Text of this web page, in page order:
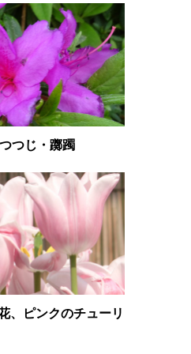
つじ・躑躅
、ピンクのチューリ